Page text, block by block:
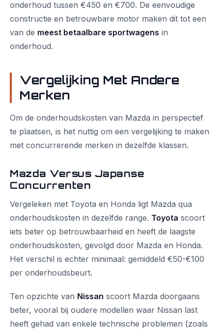
onderhoud tussen €450 en €700. De eenvoudige
constructie en betrouwbare motor maken dit tot een
van de meest betaalbare sportwagens in
onderhoud.
Vergelijking Met Andere
Merken
Om de onderhoudskosten van Mazda in perspectief
te plaatsen, is het nuttig om een vergelijking te maken
met concurrerende merken in dezelfde klassen.
Mazda Versus Japanse
Concurrenten
Vergeleken met Toyota en Honda ligt Mazda qua
onderhoudskosten in dezelfde range. Toyota scoort
iets beter op betrouwbaarheid en heeft de laagste
onderhoudskosten, gevolgd door Mazda en Honda.
Het verschil is echter minimaal: gemiddeld €50-€100
per onderhoudsbeurt.
Ten opzichte van Nissan scoort Mazda doorgaans
beter, vooral bij oudere modellen waar Nissan last
heeft gehad van enkele technische problemen (zoals